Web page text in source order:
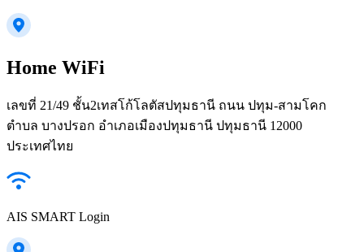
Home WiFi
เลขที่ 21/49 ชั้น2เทสโก้​โลตัสปทุมธานี ถนน ปทุม-สามโคก
ตำบล บางปรอก อำเภอเมืองปทุมธานี ปทุมธานี 12000
ประเทศไทย
AIS SMART Login